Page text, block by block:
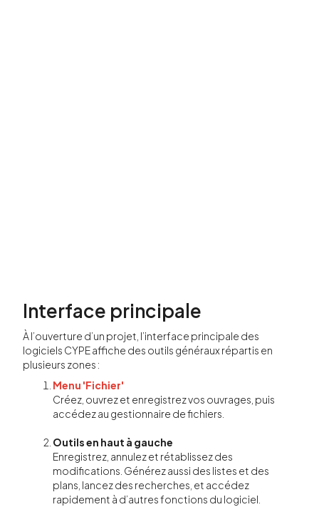
Interface principale
À l’ouverture d’un projet, l’interface principale des
logiciels CYPE affiche des outils généraux répartis en
plusieurs zones :
Menu 'Fichier'
Créez, ouvrez et enregistrez vos ouvrages, puis
accédez au gestionnaire de fichiers.
Outils en haut à gauche
Enregistrez, annulez et rétablissez des
modifications. Générez aussi des listes et des
plans, lancez des recherches, et accédez
rapidement à d’autres fonctions du logiciel.